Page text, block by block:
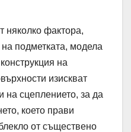
няколко фактора,
подметката, модела
на
изискват
на сцеплението, за да
което прави
от съществено